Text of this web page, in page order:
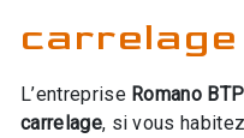
carrelage
L’entreprise Romano BTP
carrelage, si vous